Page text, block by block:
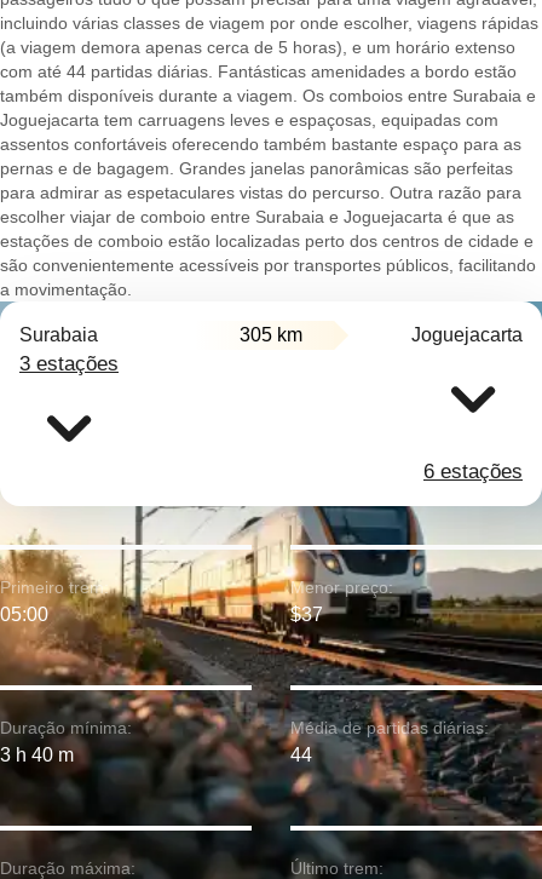
incluindo várias classes de viagem por onde escolher, viagens rápidas
(a viagem demora apenas cerca de 5 horas), e um horário extenso
com até 44 partidas diárias. Fantásticas amenidades a bordo estão
também disponíveis durante a viagem. Os comboios entre Surabaia e
Joguejacarta tem carruagens leves e espaçosas, equipadas com
assentos confortáveis oferecendo também bastante espaço para as
pernas e de bagagem. Grandes janelas panorâmicas são perfeitas
para admirar as espetaculares vistas do percurso. Outra razão para
escolher viajar de comboio entre Surabaia e Joguejacarta é que as
estações de comboio estão localizadas perto dos centros de cidade e
são convenientemente acessíveis por transportes públicos, facilitando
a movimentação.
Surabaia 305 km Joguejacarta
3 estações
6 estações
Duração mínima:
3 h 40 m
Primeiro trem:
05:00
Duração máxima:
Menor preço:
$37
Média de partidas diárias:
44
Último trem: